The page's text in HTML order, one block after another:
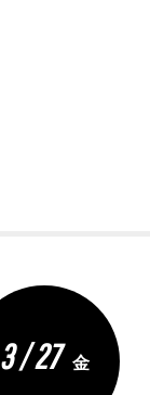
3 / 27 金